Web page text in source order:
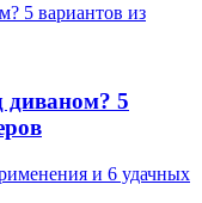
5 вариантов из
диваном? 5
и 6 удачных